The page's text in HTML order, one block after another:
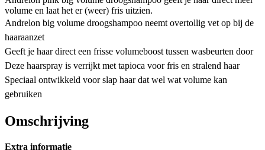
volume en laat het er (weer) fris uitzien.
Andrelon big volume droogshampoo neemt overtollig vet op bij de
haaraanzet
Geeft je haar direct een frisse volumeboost tussen wasbeurten door
Deze haarspray is verrijkt met tapioca voor fris en stralend haar
Speciaal ontwikkeld voor slap haar dat wel wat volume kan
gebruiken
Omschrijving
Extra informatie